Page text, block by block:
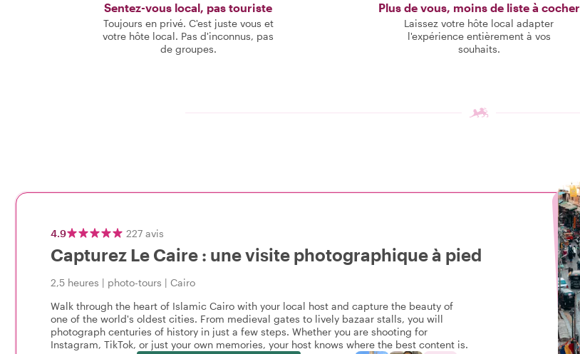
Sentez-vous local, pas touriste
Toujours en privé. C'est juste vous et
votre hôte local. Pas d'inconnus, pas
de groupes.
Plus de vous, moins de liste à cocher
Laissez votre hôte local adapter
l'expérience entièrement à vos
souhaits.
4.9 227 avis
Capturez Le Caire : une visite photographique à pied
2,5 heures | photo-tours | Cairo
Walk through the heart of Islamic Cairo with your local host and capture the beauty of
one of the world's oldest cities. From medieval gates to lively bazaar stalls, you will
photograph centuries of history in just a few steps. Whether you are shooting for
Instagram, TikTok, or just your own memories, your host knows where the best content is.